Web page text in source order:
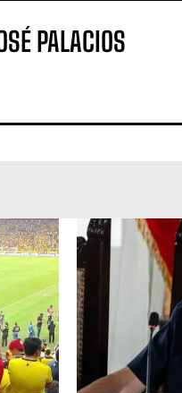
PALACIOS